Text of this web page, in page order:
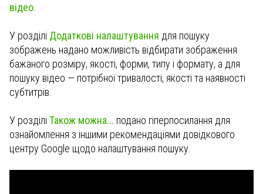
відео
У розділі Додаткові налаштування для пошуку
зображень надано можливість відбирати зображення
бажаного розміру, якості, форми, типу і формату, а для
пошуку відео — потрібної тривалості, якості та наявності
субтитрів.
У розділі Також можна... подано гіперпосилання для
ознайомлення з іншими рекомендаціями довідкового
центру Google щодо налаштування пошуку.